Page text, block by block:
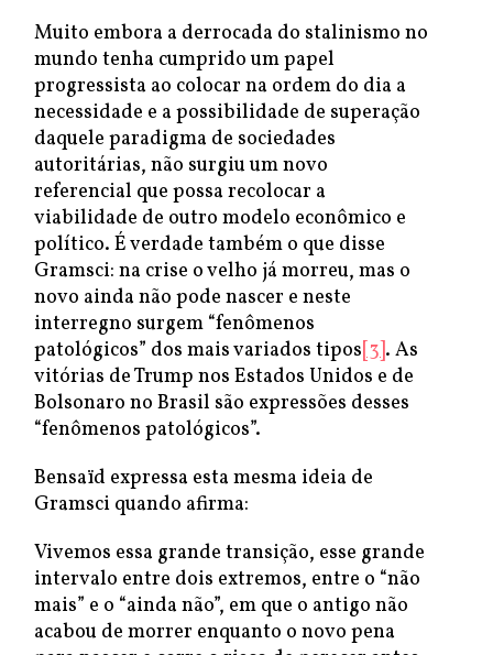
Muito embora a derrocada do stalinismo no
mundo tenha cumprido um papel
progressista ao colocar na ordem do dia a
necessidade e a possibilidade de superação
daquele paradigma de sociedades
autoritárias, não surgiu um novo
referencial que possa recolocar a
viabilidade de outro modelo econômico e
político. É verdade também o que disse
Gramsci: na crise o velho já morreu, mas o
novo ainda não pode nascer e neste
interregno surgem “fenômenos
patológicos” dos mais variados tipos[3]. As
vitórias de Trump nos Estados Unidos e de
Bolsonaro no Brasil são expressões desses
“fenômenos patológicos”.
Bensaïd expressa esta mesma ideia de
Gramsci quando afirma:
Vivemos essa grande transição, esse grande
intervalo entre dois extremos, entre o “não
mais” e o “ainda não”, em que o antigo não
acabou de morrer enquanto o novo pena